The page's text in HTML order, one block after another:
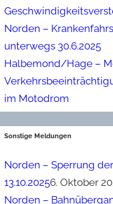
Norden –
unterwegs 30.6.2025
Halbemond/Hage –
im Motodrom
Sonstige Meldungen
Norden – Sperrung
13.10.20256. Oktober
Norden –